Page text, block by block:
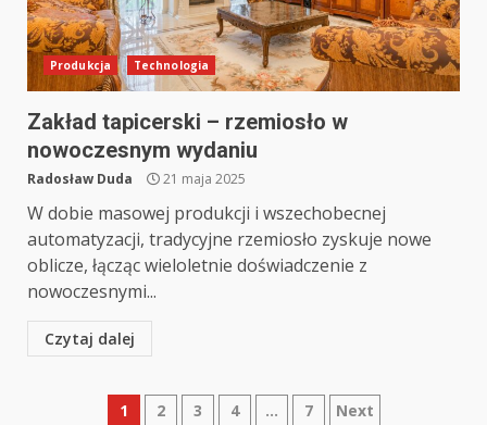
Produkcja Technologia
Zakład tapicerski – rzemiosło w
nowoczesnym wydaniu
Radosław Duda 21 maja 2025
W dobie masowej produkcji i wszechobecnej
automatyzacji, tradycyjne rzemiosło zyskuje nowe
oblicze, łącząc wieloletnie doświadczenie z
nowoczesnymi...
Czytaj dalej
Nawigacja
1 2 3 4 … 7 Next